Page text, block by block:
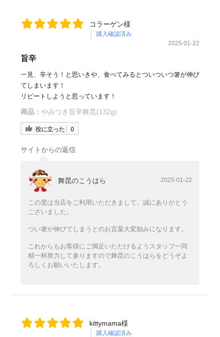
コラーゲン様
購入確認済み
2025-01-22
旨辛
一見、辛そう！と思いきや、食べてみるとついついつ箸が伸び
てしまいます！
リピートしようと思っています！
商品： やみつき旨辛舞昆(132g)
役に立った 0
サイトからの返信
舞昆のこうはら 2025-01-22
この度は当店をご利用いただきまして、誠にありがとう
ございました。
つい箸が伸びてしまうとのお言葉大変励みになります。
これからもお客様にご満足いただけるようスタッフ一同
精一杯努力して参りますので舞昆のこうはらをどうぞよ
ろしくお願いいたします。
kittymama様
購入確認済み